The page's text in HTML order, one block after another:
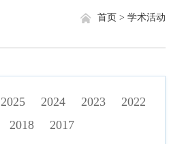
学术活动
首页 >
2025 2024 2023
2022
2018 2017